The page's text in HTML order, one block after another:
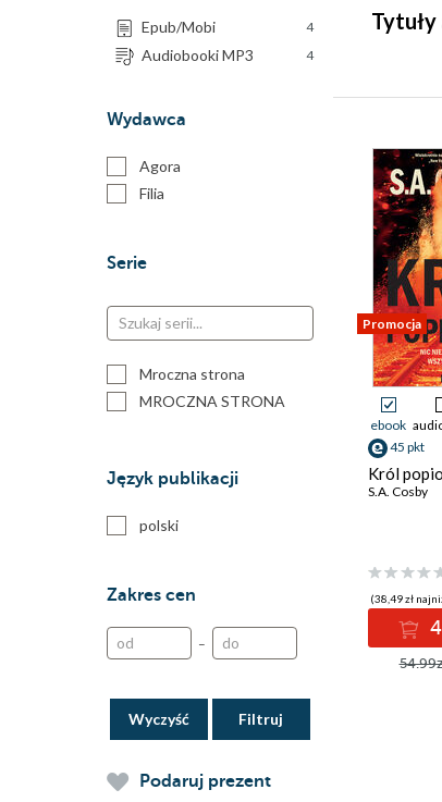
Epub/Mobi 4
Audiobooki MP3 4
Wydawca
Agora
Filia
Serie
Mroczna strona
MROCZNA STRONA
Język publikacji
polski
Zakres cen
–
Wyczyść
Podaruj prezent
Promocja
ebook
45 pkt
Król
S.A. Cosby
(38,49 zł